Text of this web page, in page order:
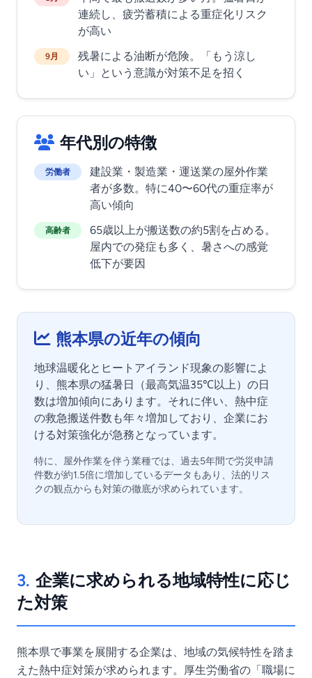
連続し、疲労蓄積による重症化リスク
が高い
9月
残暑による油断が危険。「もう涼し
い」という意識が対策不足を招く
年代別の特徴
労働者
建設業・製造業・運送業の屋外作業
者が多数。特に40〜60代の重症率が
高い傾向
高齢者
65歳以上が搬送数の約5割を占める。
屋内での発症も多く、暑さへの感覚
低下が要因
熊本県の近年の傾向
地球温暖化とヒートアイランド現象の影響によ
り、熊本県の猛暑日（最高気温35℃以上）の日
数は増加傾向にあります。それに伴い、熱中症
の救急搬送件数も年々増加しており、企業にお
ける対策強化が急務となっています。
特に、屋外作業を伴う業種では、過去5年間で労災申請
件数が約1.5倍に増加しているデータもあり、法的リス
クの観点からも対策の徹底が求められています。
3. 企業に求められる地域特性に応じ
た対策
熊本県で事業を展開する企業は、地域の気候特性を踏ま
えた熱中症対策が求められます。厚生労働省の「職場に